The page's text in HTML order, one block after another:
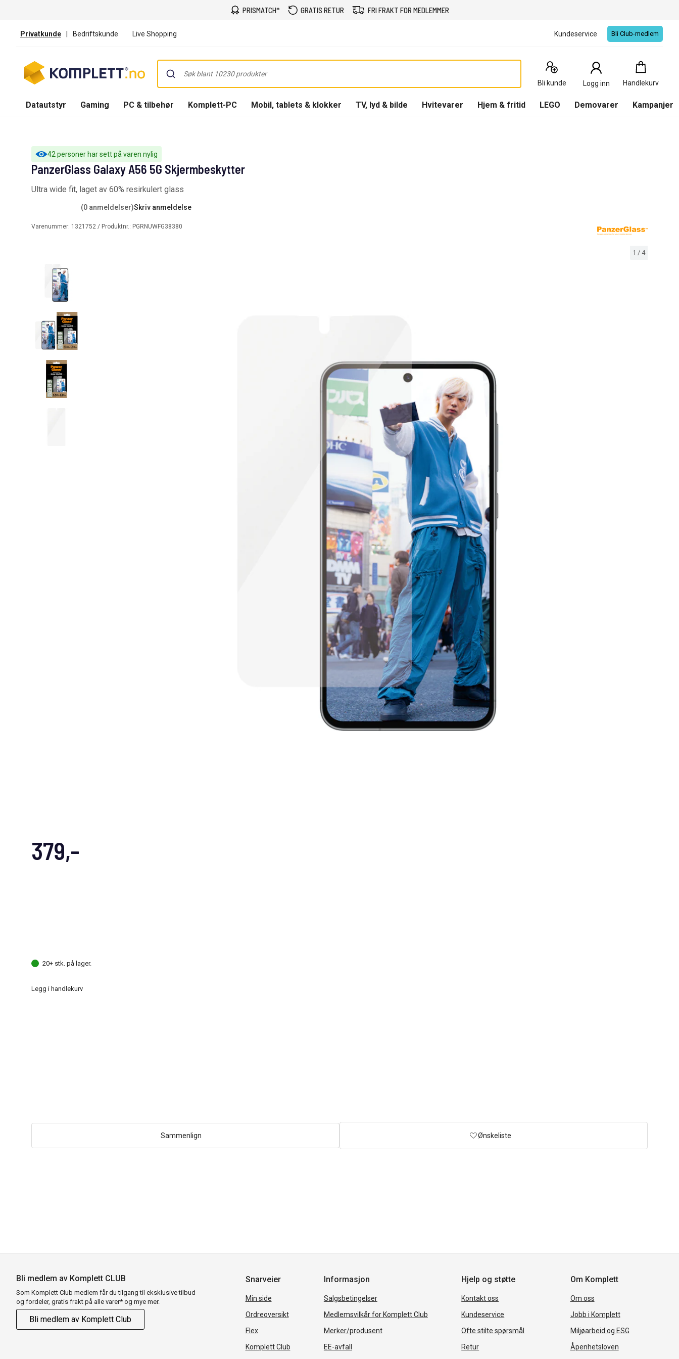
PRISMATCH* GRATIS RETUR FRI FRAKT FOR MEDLEMMER
Privatkunde | Bedriftskunde Live Shopping Kundeservice Bli Club-medlem
Bli kunde Logg inn Handlekurv
Handlekurv
0
Produkter
Datautstyr Gaming PC & tilbehør Komplett-PC Mobil, tablets & klokker TV, lyd & bilde Hvitevarer Hjem & fritid LEGO Demovarer Kampanjer
42 personer har sett på varen nylig
1 / 4
PanzerGlass Galaxy A56 5G Skjermbeskytter
Ultra wide fit, laget av 60% resirkulert glass
(0 anmeldelser)Skriv anmeldelse
Varenummer: 1321752 / Produktnr.: PGRNUWFG38380
379,-
20+ stk. på lager.
Legg i handlekurv
Sammenlign Ønskeliste
Bli medlem av Komplett CLUB
Som Komplett Club medlem får du tilgang til eksklusive tilbud
og fordeler, gratis frakt på alle varer* og mye mer.
Bli medlem av Komplett Club
Snarveier
Min side
Ordreoversikt
Flex
Komplett Club
Informasjon
Salgsbetingelser
Medlemsvilkår for Komplett Club
Merker/produsent
EE-avfall
Hjelp og støtte
Kontakt oss
Kundeservice
Ofte stilte spørsmål
Retur
Om Komplett
Om oss
Jobb i Komplett
Miljøarbeid og ESG
Åpenhetsloven